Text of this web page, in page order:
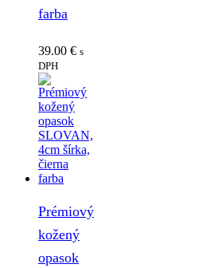
farba
39.00 € s
DPH
Prémiový
kožený
opasok